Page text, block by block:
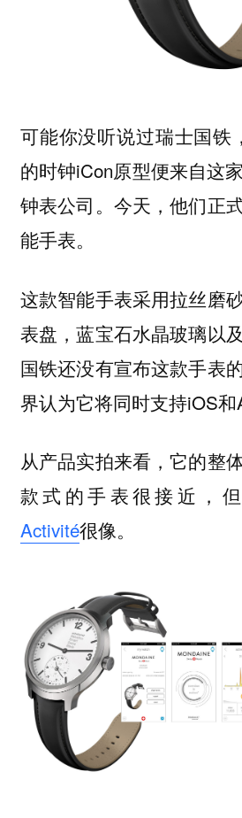
可能你没听说过瑞士国铁
的时钟iCon原型便来自这
钟表公司。今天，他们正
能手表。
这款智能手表采用拉丝磨
表盘，蓝宝石水晶玻璃以
国铁还没有宣布这款手表
界认为它将同时支持iOS和
从产品实拍来看，它的整
款式的手表很接近，
Activité很像。